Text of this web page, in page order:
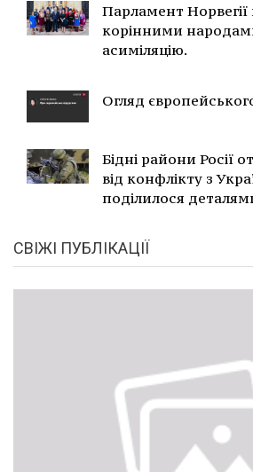
Парламент
корінними
асиміляцію.
Огляд
Бідні райони Росії
від конфлікту з
поділилося
СВІЖІ ПУБЛІКАЦІЇ